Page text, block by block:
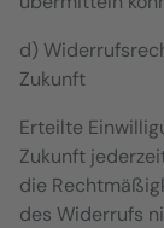
d)
Zukunft
Erteilte
Zukunft
die
des Widerrufs